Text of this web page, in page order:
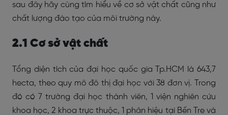
sau đây hãy cùng tìm hiểu về cơ sở vật chất cũng như
chất lượng đào tạo của môi trường này.
2.1 Cơ sở vật chất
Tổng diện tích của đại học quốc gia Tp.HCM là 643,7
hecta, theo quy mô đô thị đại học với 38 đơn vị. Trong
đó có 7 trường đại học thành viên, 1 viện nghiên cứu
khoa học, 2 khoa trực thuộc, 1 phân hiệu tại Bến Tre và